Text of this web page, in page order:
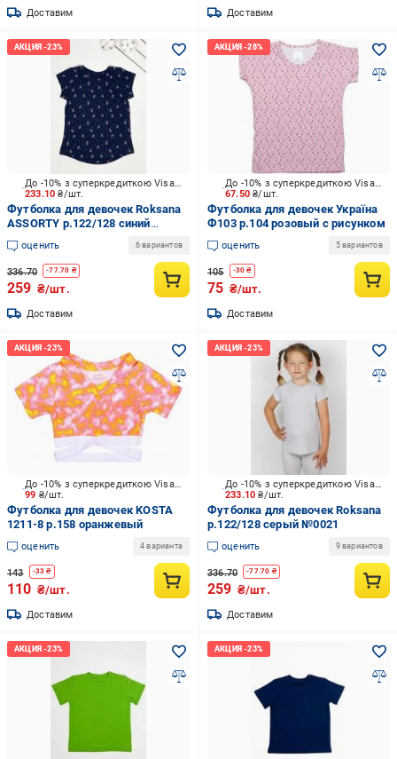
Доставим Доставим
233.10₴/шт.
До -10% з суперкредиткою Visa Вигода
Футболка для девочек Roksana
ASSORTY р.122/128 синий
№0021
оценить 6 вариантов
336.70 -77.70 ₴
259 ₴/шт.
Доставим
67.50₴/шт.
До -10% з суперкредиткою Visa Вигода
Футболка для девочек Україна
Ф103 р.104 розовый с рисунком
оценить 5 вариантов
105 -30 ₴
75 ₴/шт.
Доставим
99 ₴/шт.
До -10% з суперкредиткою Visa Вигода
Футболка для девочек KOSTA
1211-8 р.158 оранжевый
оценить 4 варианта
143 -33 ₴
110 ₴/шт.
Доставим
233.10₴/шт.
До -10% з суперкредиткою Visa Вигода
Футболка для девочек Roksana
р.122/128 серый №0021
оценить 9 вариантов
336.70 -77.70 ₴
259 ₴/шт.
Доставим